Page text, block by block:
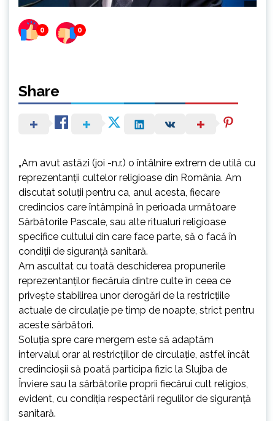
0 0
Share
„Am avut astăzi (joi -n.r.) o întâlnire extrem de utilă cu
reprezentanţii cultelor religioase din România. Am
discutat soluţii pentru ca, anul acesta, fiecare
credincios care întâmpină în perioada următoare
Sărbătorile Pascale, sau alte ritualuri religioase
specifice cultului din care face parte, să o facă în
condiţii de siguranţă sanitară.
Am ascultat cu toată deschiderea propunerile
reprezentanţilor fiecăruia dintre culte în ceea ce
priveşte stabilirea unor derogări de la restricţiile
actuale de circulaţie pe timp de noapte, strict pentru
aceste sărbători.
Soluţia spre care mergem este să adaptăm
intervalul orar al restricţiilor de circulaţie, astfel încât
credincioşii să poată participa fizic la Slujba de
Înviere sau la sărbătorile proprii fiecărui cult religios,
evident, cu condiţia respectării regulilor de siguranţă
sanitară.